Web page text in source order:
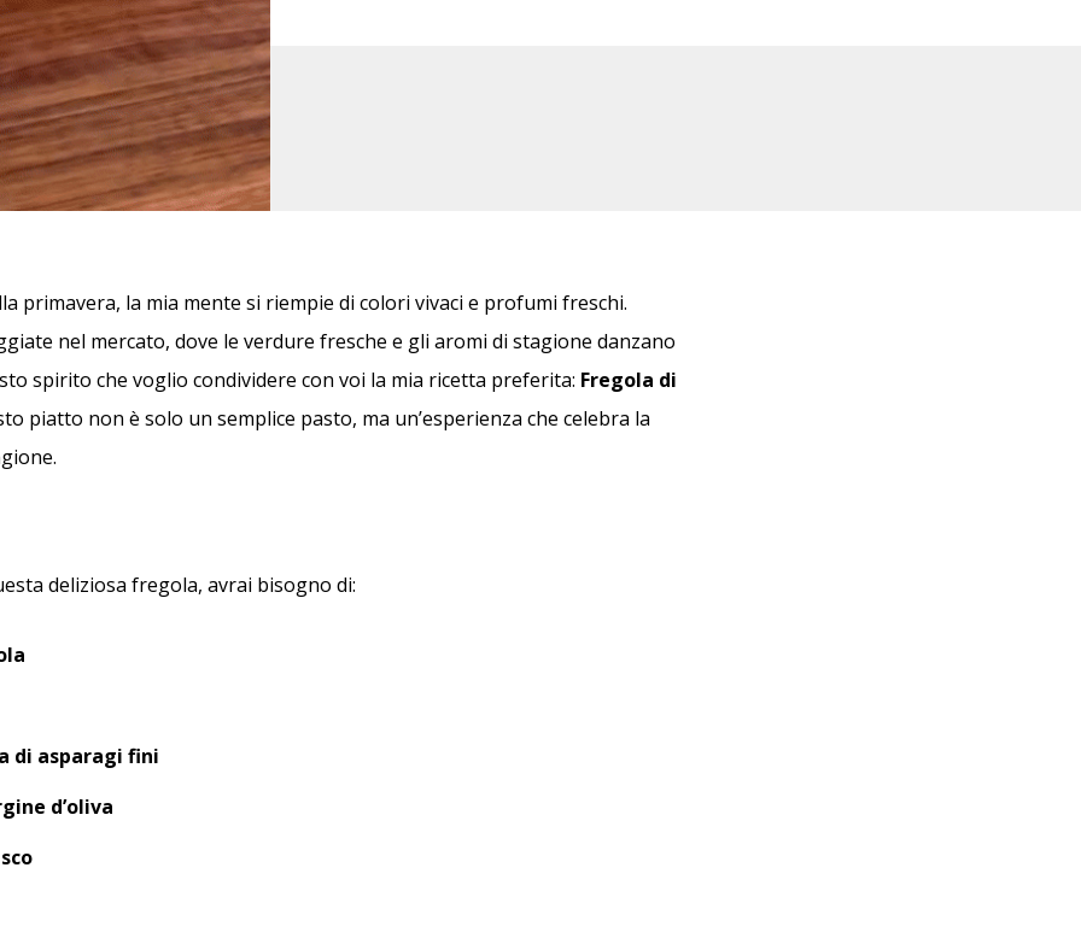
primavera, la mia mente si riempie di colori vivaci e profumi freschi.
nel mercato, dove le verdure fresche e gli aromi di stagione danzano
spirito che voglio condividere con voi la mia ricetta preferita: Fregola di
piatto non è solo un semplice pasto, ma un’esperienza che celebra la
deliziosa fregola, avrai bisogno di:
di asparagi fini
d’oliva